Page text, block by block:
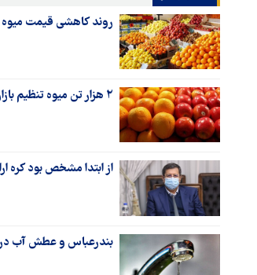
روند کاهشی قیمت میوه
۲ هزار تن میوه تنظیم بازار شب عید به خراسان رضوی اختصاص یافت
از ابتدا مشخص بود کره
بندرعباس و عطش آب در